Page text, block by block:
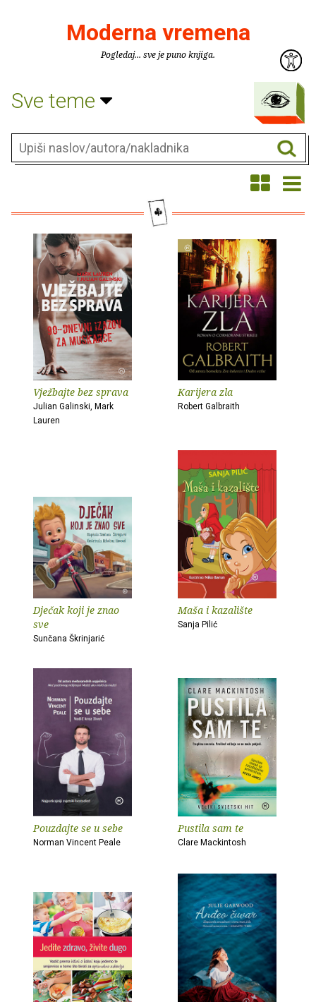
Moderna vremena
Pogledaj... sve je puno knjiga.
Sve teme
Vježbajte bez sprava
Julian Galinski, Mark
Lauren
Karijera zla
Robert Galbraith
Dječak koji je znao
sve
Sunčana Škrinjarić
Maša i kazalište
Sanja Pilić
Pouzdajte se u sebe
Norman Vincent Peale
Pustila sam te
Clare Mackintosh